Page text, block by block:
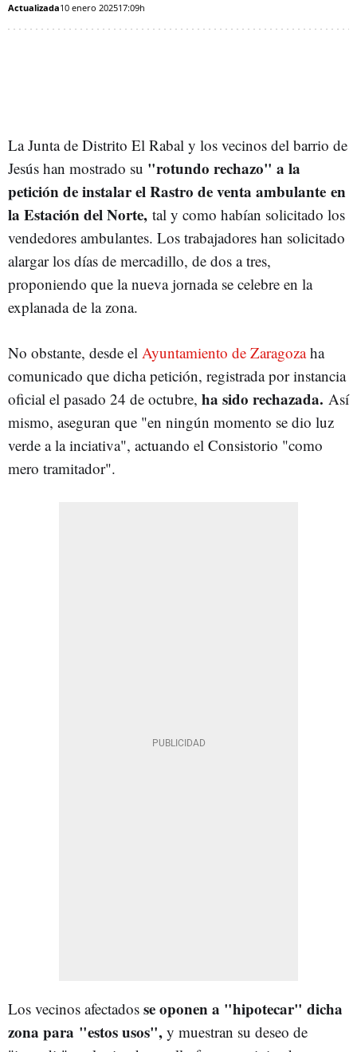
Actualizada10 enero 202517:09h
La Junta de Distrito El Rabal y los vecinos del barrio de
Jesús han mostrado su "rotundo rechazo" a la
petición de instalar el Rastro de venta ambulante en
la Estación del Norte, tal y como habían solicitado los
vendedores ambulantes. Los trabajadores han solicitado
alargar los días de mercadillo, de dos a tres,
proponiendo que la nueva jornada se celebre en la
explanada de la zona.
No obstante, desde el Ayuntamiento de Zaragozaha
comunicado que dicha petición, registrada por instancia
oficial el pasado 24 de octubre, ha sido rechazada. Así
mismo, aseguran que "en ningún momento se dio luz
verde a la inciativa", actuando el Consistorio "como
mero tramitador".
Los vecinos afectados se oponen a "hipotecar" dicha
zona para "estos usos", y muestran su deseo de